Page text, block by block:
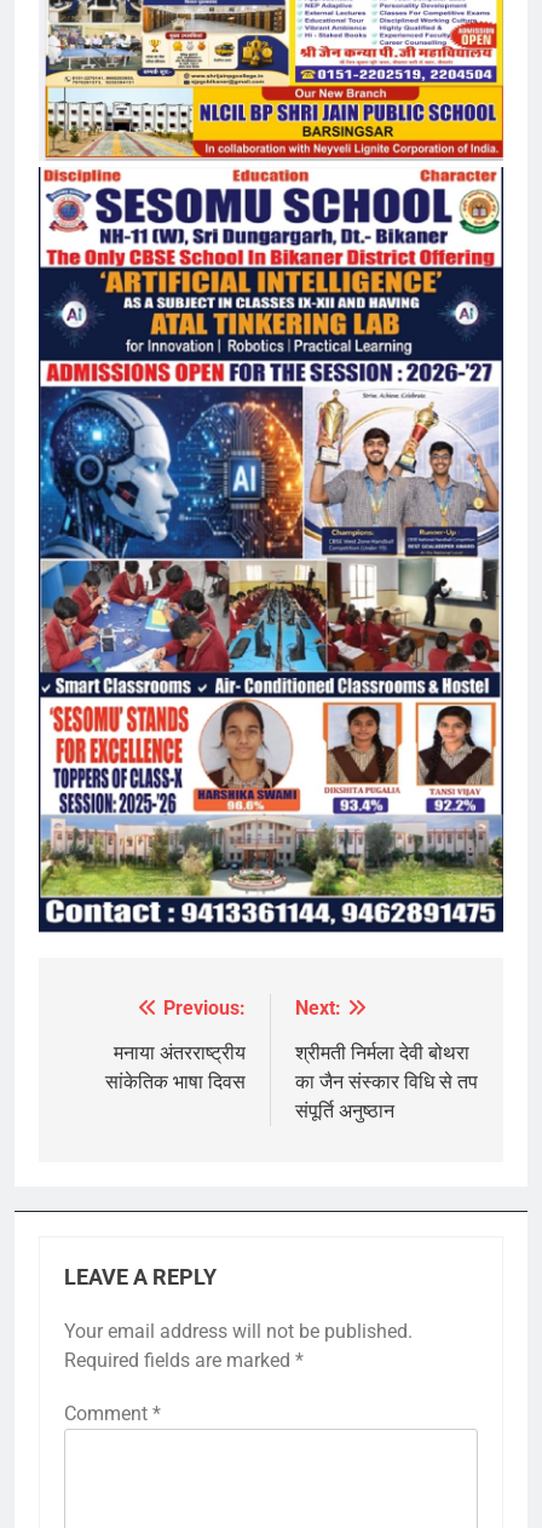
navigation
Previous:
मनाया अंतरराष्ट्रीय
सांकेतिक भाषा दिवस
Next:
श्रीमती निर्मला देवी बोथरा
का जैन संस्कार विधि से तप
संपूर्ति अनुष्ठान
LEAVE A REPLY
Your email address will not be published.
Required fields are marked *
Comment *